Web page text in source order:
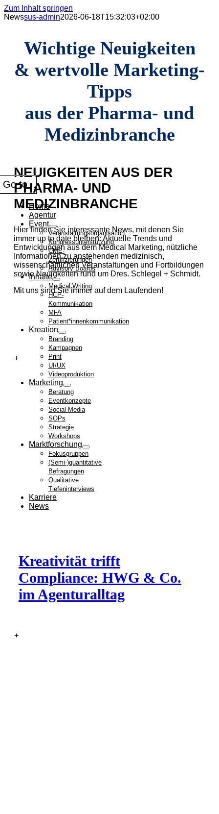
Zum Inhalt springen
Go to...
Home
Agentur
Event
Veranstaltungsorganisation
Kongressunterstützung
CME-
Zertifizierungen
Advisory Boards
Inhalte
Medical Writing
HCP-
Kommunikation
MFA
Patient*innenkommunikation
Kreation
Branding
Kampagnen
Print
UI/UX
Videoproduktion
Marketing
Beratung
Eventkonzepte
Social Media
SOPs
Strategie
Workshops
Marktforschung
Fokusgruppen
(Semi-)quantitative
Befragungen
Qualitative
Tiefeninterviews
Karriere
News
Newssus-admin2026-06-18T15:32:03+02:00
Wichtige Neuigkeiten
& wertvolle Marketing-
Tipps
aus der Pharma- und
Medizinbranche
NEUIGKEITEN AUS DER
PHARMA- UND
MEDIZINBRANCHE
Hier finden Sie interessante News, mit denen Sie
immer up to date bleiben: Aktuelle Trends und
Entwicklungen aus dem Medical Marketing, nützliche
Informationen zu anstehenden medizinisch,
wissenschaftlichen Veranstaltungen und Fortbildungen
sowie Neuigkeiten rund um Dres. Schlegel + Schmidt.
Mit uns sind Sie immer auf dem Laufenden!
Kreativität trifft
Compliance: HWG & Co.
im Agenturalltag